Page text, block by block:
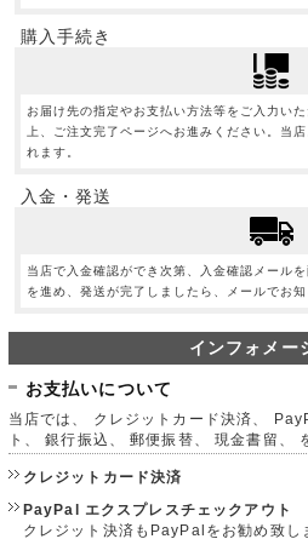
購入手続き
お届け先の指定やお支払い方法等をご入力い
上、ご注文完了ページへお進みください。当
れます。
入金・発送
当店で入金確認ができ次第、入金確認メール
を進め、発送が完了しましたら、メールでお知
インフォメー
お支払いについて
当店では、 クレジットカード決済、
ト、 銀行振込、 郵便振替、 現金書留、
クレジットカード決済
PayPal エクスプレスチェックアウト
クレジット決済もPayPalをお勧め致し